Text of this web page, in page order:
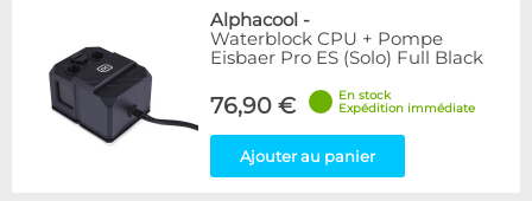
Alphacool -
Waterblock CPU + Pompe
Eisbaer Pro ES (Solo) Full Black
76,90 €
En stock
Expédition immédiate
Ajouter au panier